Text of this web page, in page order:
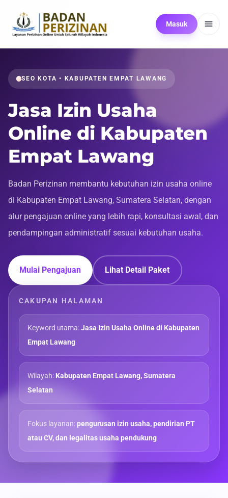
Masuk
SEO KOTA • KABUPATEN EMPAT LAWANG
Jasa Izin Usaha
Online di Kabupaten
Empat Lawang
Badan Perizinan membantu kebutuhan izin usaha online
di Kabupaten Empat Lawang, Sumatera Selatan, dengan
alur pengajuan online yang lebih rapi, konsultasi awal, dan
pendampingan administratif sesuai kebutuhan usaha.
Mulai Pengajuan Lihat Detail Paket
CAKUPAN HALAMAN
Keyword utama:Jasa Izin Usaha Online di Kabupaten
Empat Lawang
Wilayah: Kabupaten Empat Lawang, Sumatera
Selatan
Fokus layanan:pengurusan izin usaha, pendirian PT
atau CV, dan legalitas usaha pendukung